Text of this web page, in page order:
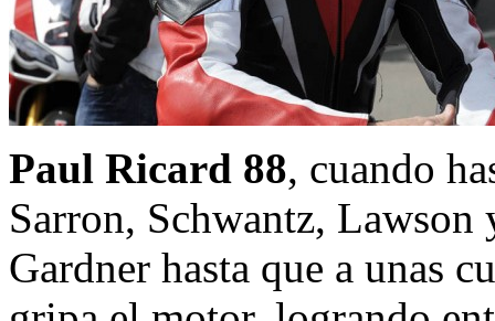
Paul Ricard 88, cuando
Sarron, Schwantz, Lawson
Gardner hasta que a unas